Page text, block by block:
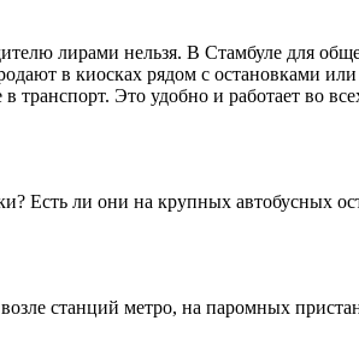
лирами нельзя. В Стамбуле для
в киосках рядом с остановками
Это удобно и работает во
Есть ли они на крупных автобусных
станций метро, на паромных